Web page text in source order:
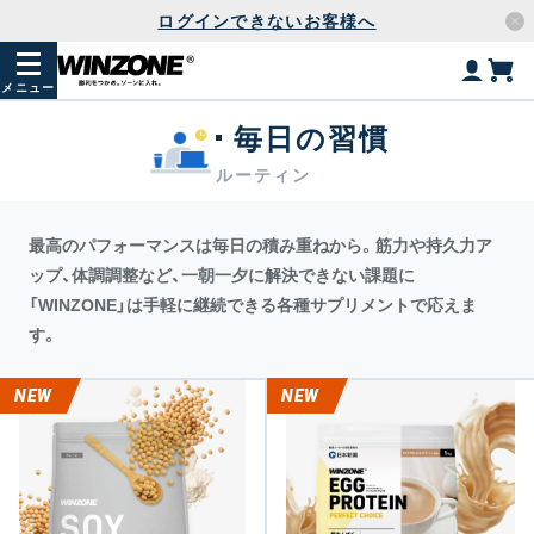
ログインできないお客様へ
メニュー
毎日の習慣
ルーティン
最高のパフォーマンスは毎日の積み重ねから。筋力や持久力ア
ップ、体調調整など、一朝一夕に解決できない課題に
「WINZONE」は手軽に継続できる各種サプリメントで応えま
す。
NEW NEW